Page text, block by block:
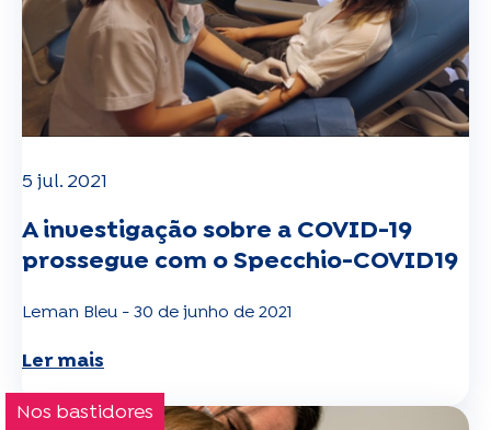
5 jul. 2021
A investigação sobre a COVID-19
prossegue com o Specchio-COVID19
Leman Bleu - 30 de junho de 2021
Ler mais
Nos bastidores